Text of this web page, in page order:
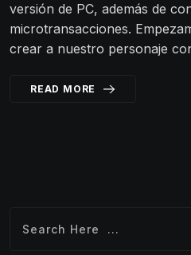
versión de PC, además de
microtransacciones.
crear a nuestro personaje
READ MORE